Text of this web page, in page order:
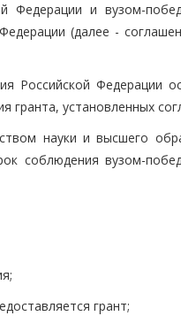
Федерации и вузом-
(далее -
Российской Федерации
гранта, установленных
науки и высшего
соблюдения вузом-
грант;